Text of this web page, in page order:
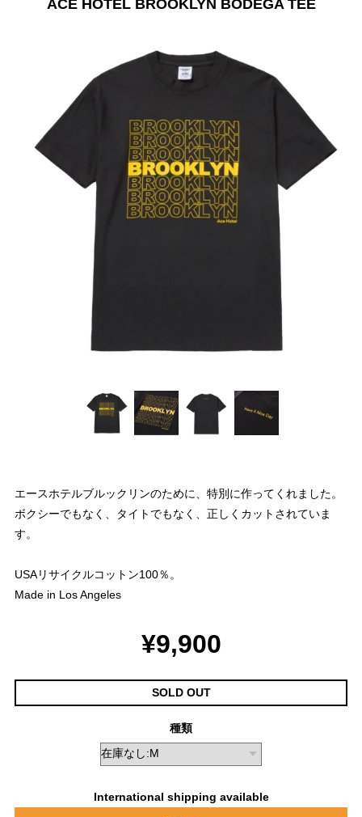
ACE HOTEL BROOKLYN BODEGA TEE
エースホテルブルックリンのために、特別に作ってくれました。
ボクシーでもなく、タイトでもなく、正しくカットされていま
す。
USAリサイクルコットン100％。
Made in Los Angeles
¥9,900
SOLD OUT
種類
International shipping available